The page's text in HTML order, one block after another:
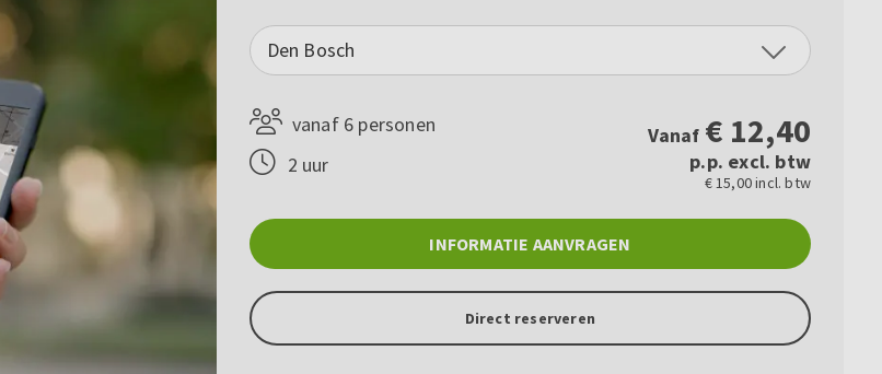
Den Bosch
vanaf 6 personen
2 uur
Vanaf € 12,40
p.p. excl. btw
€ 15,00 incl. btw
INFORMATIE AANVRAGEN
Direct reserveren